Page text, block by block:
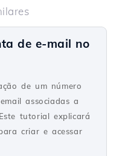
de e-mail no
de um número
associadas a
tutorial explicará
criar e acessar